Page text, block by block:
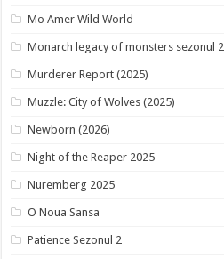
Mo Amer Wild World
Monarch legacy of monsters sezonul 2
Murderer Report (2025)
Muzzle: City of Wolves (2025)
Newborn (2026)
Night of the Reaper 2025
Nuremberg 2025
O Noua Sansa
Patience Sezonul 2